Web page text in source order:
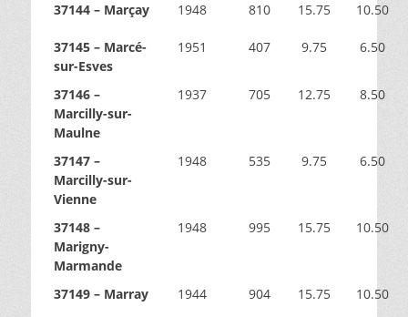
37144 – Marçay 1948 810 15.75 10.50
37145 – Marcé-
sur-Esves
1951 407 9.75 6.50
37146 –
Marcilly-sur-
Maulne
1937 705 12.75 8.50
37147 –
Marcilly-sur-
Vienne
1948 535 9.75 6.50
37148 –
Marigny-
Marmande
1948 995 15.75 10.50
37149 – Marray 1944 904 15.75 10.50